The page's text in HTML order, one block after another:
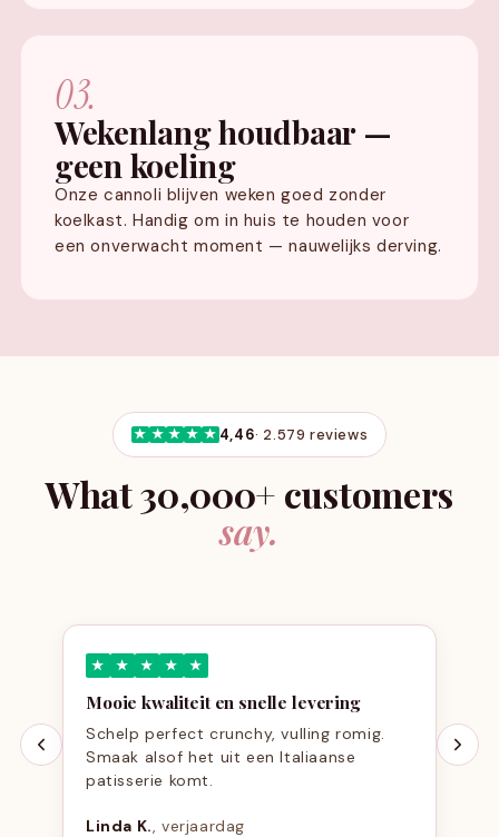
03.
Wekenlang houdbaar —
geen koeling
Onze cannoli blijven weken goed zonder
koelkast. Handig om in huis te houden voor
een onverwacht moment — nauwelijks derving.
★ ★ ★ ★ ★4,46· 2.579 reviews
What 30,000+ customers
say.
★ ★ ★ ★ ★
Mooie kwaliteit en snelle levering
Schelp perfect crunchy, vulling romig.
Smaak alsof het uit een Italiaanse
patisserie komt.
Linda K. , verjaardag